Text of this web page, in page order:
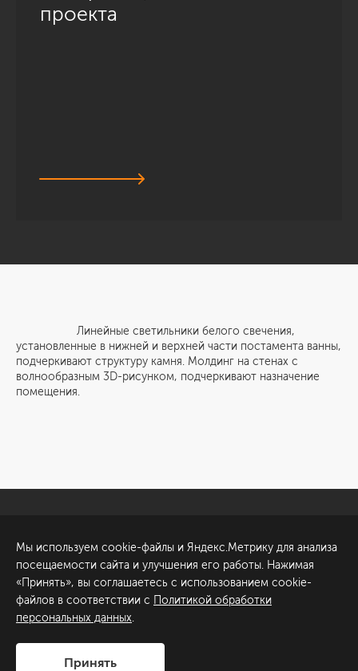
проекта
Линейные светильники белого свечения,
установленные в нижней и верхней части постамента ванны,
подчеркивают структуру камня. Молдинг на стенах с
волнообразным 3D-рисунком, подчеркивают назначение
помещения.
Обсудить проект
ул. Академика Павлова, 6
к1
+7 (812) 200-95-55
Сделано в
Мы используем cookie-файлы и Яндекс.Метрику для анализа
посещаемости сайта и улучшения его работы. Нажимая
«Принять», вы соглашаетесь с использованием cookie-
файлов в соответствии с Политикой обработки
персональных данных.
Принять